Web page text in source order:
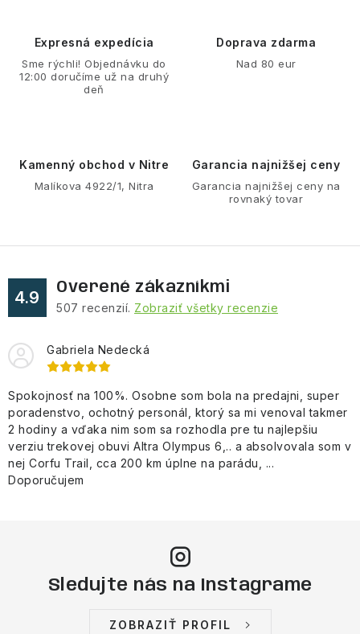
v
p
i
u
Expresná expedícia
Sme rýchli! Objednávku do
12:00 doručíme už na druhý
deň
Doprava zdarma
Nad 80 eur
Kamenný obchod v Nitre
Malíkova 4922/1, Nitra
Garancia najnižšej ceny
Garancia najnižšej ceny na
rovnaký tovar
4.9
Overené zákazníkmi
507 recenzií. Zobraziť všetky recenzie
Gabriela Nedecká
Spokojnosť na 100%. Osobne som bola na predajni, super
poradenstvo, ochotný personál, ktorý sa mi venoval takmer
2 hodiny a vďaka nim som sa rozhodla pre tu najlepšiu
verziu trekovej obuvi Altra Olympus 6,.. a absolvovala som v
nej Corfu Trail, cca 200 km úplne na parádu, ...
Doporučujem
Sledujte nás na Instagrame
ZOBRAZIŤ PROFIL